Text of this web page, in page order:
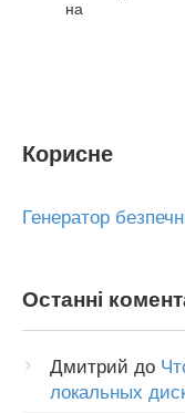
на
Корисне
Генератор
Останні
Дмитрий до
локальных